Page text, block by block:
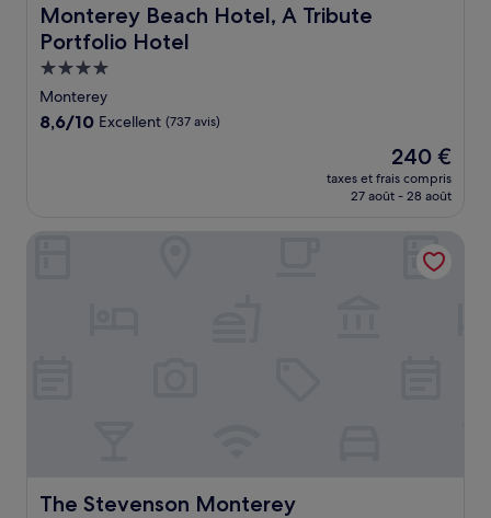
Monterey Beach Hotel, A Tribute
Portfolio Hotel
Monterey Beach Hotel, A Tribute Portfolio Hotel
Hébergement
4.0 étoiles
Monterey
8.6
8,6/10 Excellent (737 avis)
Le
nouveau
prix
de
240 €
240 €
taxes et frais compris
27 août - 28 août
The Stevenson Monterey
The Stevenson Monterey